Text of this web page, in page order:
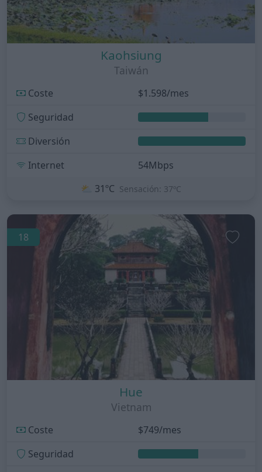
Kaohsiung
Taiwán
Coste
$1.598/mes
Seguridad
Diversión
Internet
54Mbps
⛅ 31ºC Sensación: 37ºC
18
Hue
Vietnam
Coste
$749/mes
Seguridad